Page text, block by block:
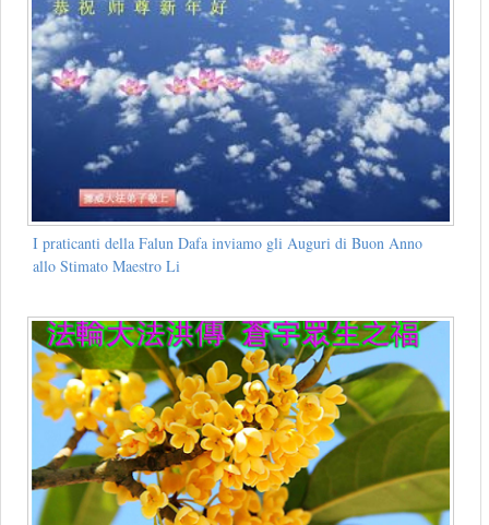
I praticanti della Falun Dafa inviamo gli Auguri di Buon Anno
allo Stimato Maestro Li